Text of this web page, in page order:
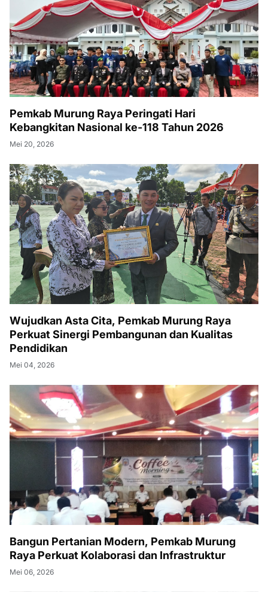
Pemkab Murung Raya Peringati Hari
Kebangkitan Nasional ke-118 Tahun 2026
Mei 20, 2026
Wujudkan Asta Cita, Pemkab Murung Raya
Perkuat Sinergi Pembangunan dan Kualitas
Pendidikan
Mei 04, 2026
Bangun Pertanian Modern, Pemkab Murung
Raya Perkuat Kolaborasi dan Infrastruktur
Mei 06, 2026